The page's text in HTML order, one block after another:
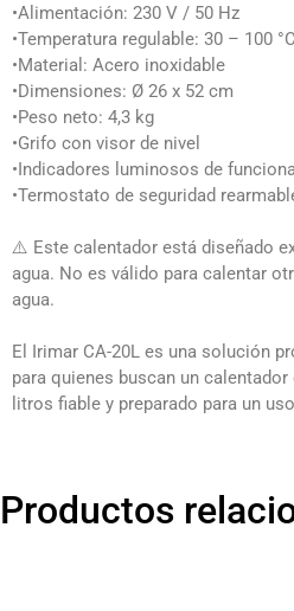
•Alimentación: 230 V / 50 Hz
•Temperatura regulable: 30 – 100 °C
•Material: Acero inoxidable
•Dimensiones: Ø 26 x 52 cm
•Peso neto: 4,3 kg
•Grifo con visor de nivel
•Indicadores luminosos de
•Termostato de seguridad
⚠️ Este calentador está diseñado
agua. No es válido para calentar
agua.
El Irimar CA-20L es una solución
para quienes buscan un
litros fiable y preparado para un
Productos